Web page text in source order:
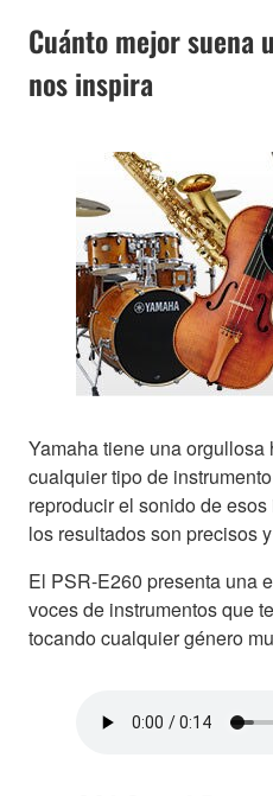
Cuánto mejor suena
nos inspira
Yamaha tiene una
cualquier tipo de
reproducir el sonido de
los resultados son precisos
El PSR-E260 presenta una
voces de instrumentos que
tocando cualquier género